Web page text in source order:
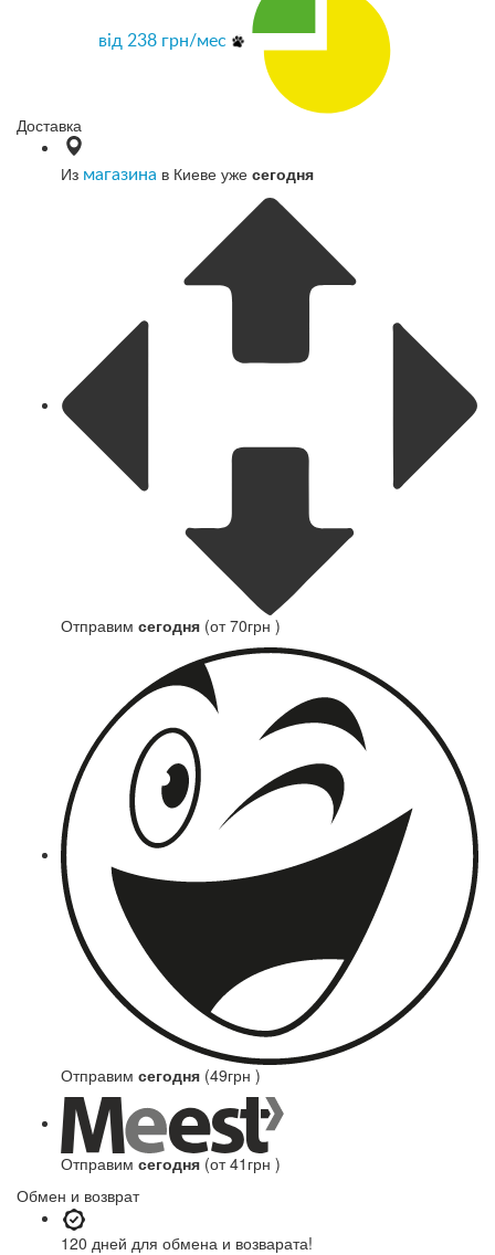
від 238 грн/мес
Доставка
Из магазина в Киеве уже сегодня
Отправим сегодня (от 70грн )
Отправим сегодня (49грн )
Отправим сегодня (от 41грн )
Обмен и возврат
120 дней для обмена и возварата!